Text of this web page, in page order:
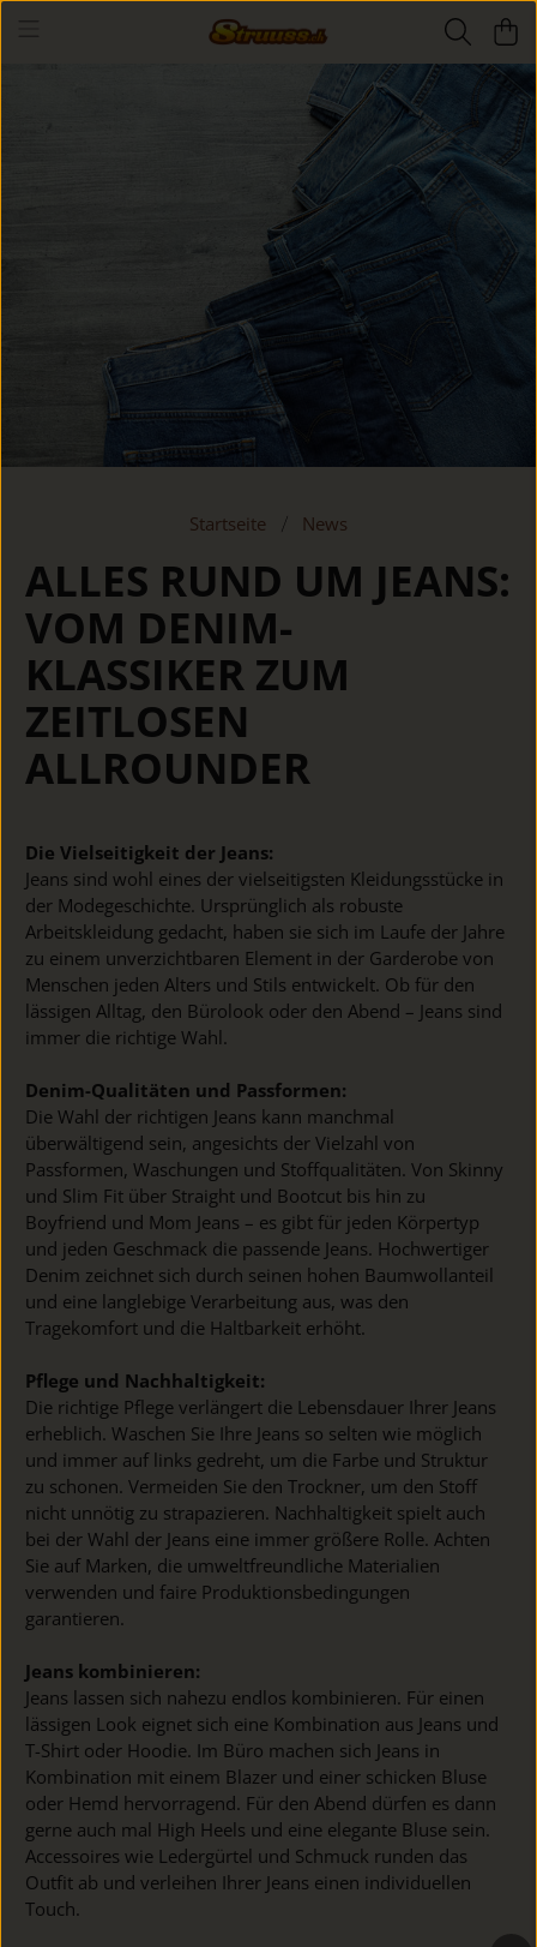
Startseite News
ALLES RUND UM JEANS:
VOM DENIM-
KLASSIKER ZUM
ZEITLOSEN
ALLROUNDER
Die Vielseitigkeit der Jeans:
Jeans sind wohl eines der vielseitigsten Kleidungsstücke in
der Modegeschichte. Ursprünglich als robuste
Arbeitskleidung gedacht, haben sie sich im Laufe der Jahre
zu einem unverzichtbaren Element in der Garderobe von
Menschen jeden Alters und Stils entwickelt. Ob für den
lässigen Alltag, den Bürolook oder den Abend – Jeans sind
immer die richtige Wahl.
Denim-Qualitäten und Passformen:
Die Wahl der richtigen Jeans kann manchmal
überwältigend sein, angesichts der Vielzahl von
Passformen, Waschungen und Stoffqualitäten. Von Skinny
und Slim Fit über Straight und Bootcut bis hin zu
Boyfriend und Mom Jeans – es gibt für jeden Körpertyp
und jeden Geschmack die passende Jeans. Hochwertiger
Denim zeichnet sich durch seinen hohen Baumwollanteil
und eine langlebige Verarbeitung aus, was den
Tragekomfort und die Haltbarkeit erhöht.
Pflege und Nachhaltigkeit:
Die richtige Pflege verlängert die Lebensdauer Ihrer Jeans
erheblich. Waschen Sie Ihre Jeans so selten wie möglich
und immer auf links gedreht, um die Farbe und Struktur
zu schonen. Vermeiden Sie den Trockner, um den Stoff
nicht unnötig zu strapazieren. Nachhaltigkeit spielt auch
bei der Wahl der Jeans eine immer größere Rolle. Achten
Sie auf Marken, die umweltfreundliche Materialien
verwenden und faire Produktionsbedingungen
garantieren.
Jeans kombinieren:
Jeans lassen sich nahezu endlos kombinieren. Für einen
lässigen Look eignet sich eine Kombination aus Jeans und
T-Shirt oder Hoodie. Im Büro machen sich Jeans in
Kombination mit einem Blazer und einer schicken Bluse
oder Hemd hervorragend. Für den Abend dürfen es dann
gerne auch mal High Heels und eine elegante Bluse sein.
Accessoires wie Ledergürtel und Schmuck runden das
Outfit ab und verleihen Ihrer Jeans einen individuellen
Touch.